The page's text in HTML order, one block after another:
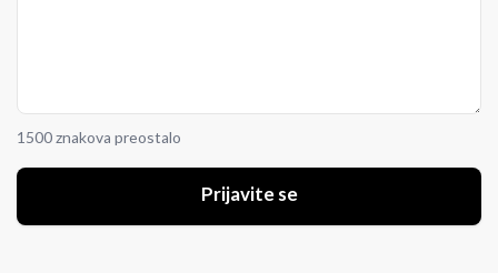
1500 znakova preostalo
Prijavite se